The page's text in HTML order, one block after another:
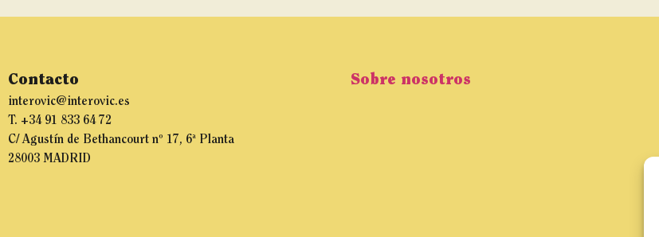
Contacto
interovic@interovic.es
T. +34 91 833 64 72
C/ Agustín de Bethancourt nº 17, 6ª Planta
28003 MADRID
Sobre nosotros